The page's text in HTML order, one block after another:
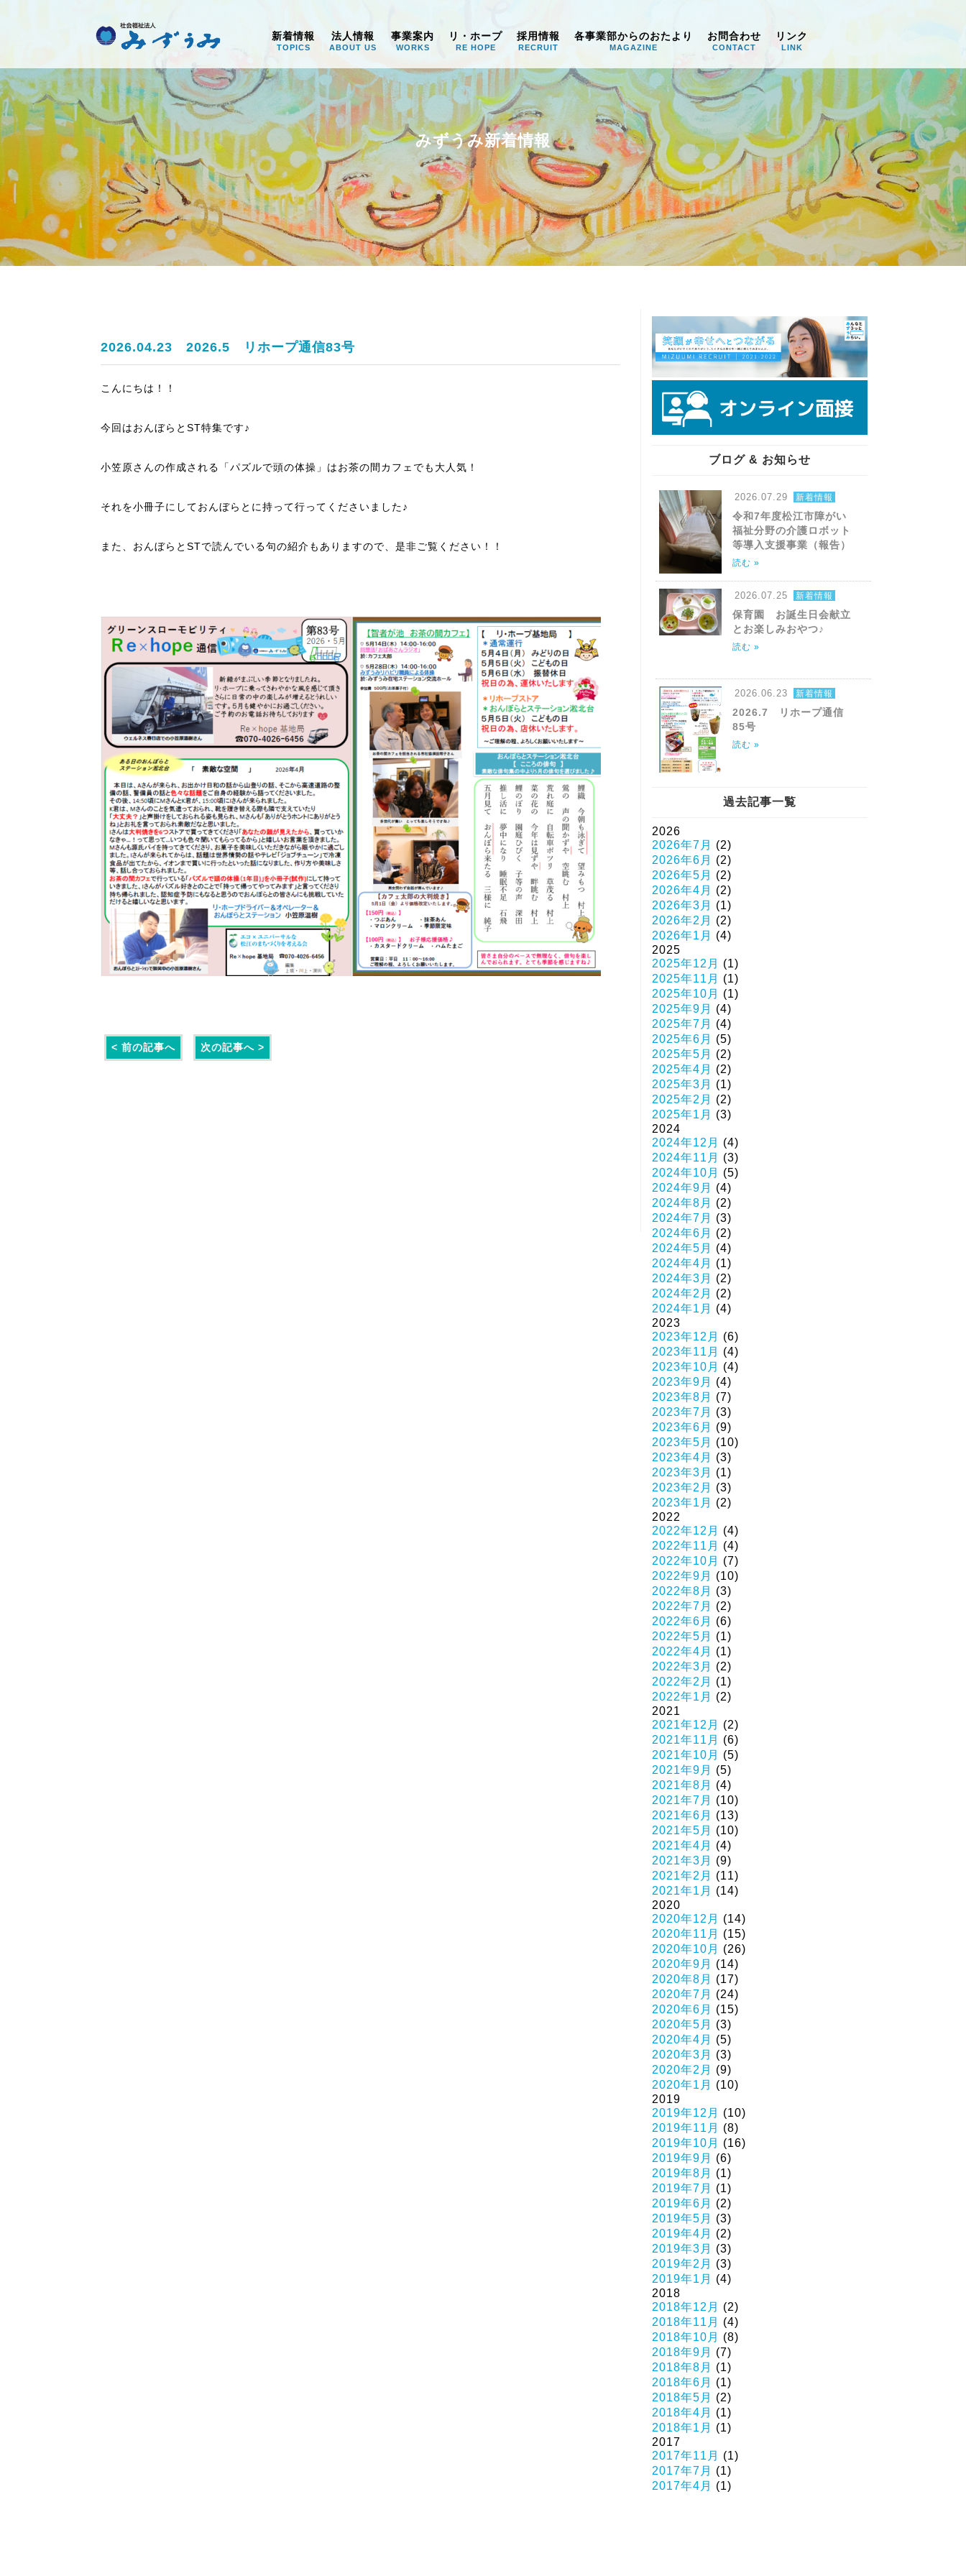
社会福祉法人みずうみ
新着情報
TOPICS
法人情報
ABOUT US
事業案内
WORKS
リ・ホープ
RE HOPE
採用情報
RECRUIT
各事業部からのおたより
MAGAZINE
お問合わせ
CONTACT
リンク
LINK
みずうみ新着情報
2026.04.23 2026.5 リホープ通信83号
こんにちは！！
今回はおんぼらとST特集です♪
小笠原さんの作成される「パズルで頭の体操」はお茶の間カフェでも大人気！
それを小冊子にしておんぼらとに持って行ってくださいました♪
また、おんぼらとSTで読んでいる句の紹介もありますので、是非ご覧ください！！
< 前の記事へ 次の記事へ >
ブログ & お知らせ
2026.07.29 新着情報
令和7年度松江市障がい
福祉分野の介護ロボット
等導入支援事業（報告）
読む »
2026.07.25 新着情報
保育園 お誕生日会献立
とお楽しみおやつ♪
読む »
2026.06.23 新着情報
2026.7 リホープ通信
85号
読む »
過去記事一覧
2026
2026年7月
(2)
2026年6月
(2)
2026年5月
(2)
2026年4月
(2)
2026年3月
(1)
2026年2月
(2)
2026年1月
(4)
2025
2025年12月
(1)
2025年11月
(1)
2025年10月
(1)
2025年9月
(4)
2025年7月
(4)
2025年6月
(5)
2025年5月
(2)
2025年4月
(2)
2025年3月
(1)
2025年2月
(2)
2025年1月
(3)
2024
2024年12月
(4)
2024年11月
(3)
2024年10月
(5)
2024年9月
(4)
2024年8月
(2)
2024年7月
(3)
2024年6月
(2)
2024年5月
(4)
2024年4月
(1)
2024年3月
(2)
2024年2月
(2)
2024年1月
(4)
2023
2023年12月
(6)
2023年11月
(4)
2023年10月
(4)
2023年9月
(4)
2023年8月
(7)
2023年7月
(3)
2023年6月
(9)
2023年5月
(10)
2023年4月
(3)
2023年3月
(1)
2023年2月
(3)
2023年1月
(2)
2022
2022年12月
(4)
2022年11月
(4)
2022年10月
(7)
2022年9月
(10)
2022年8月
(3)
2022年7月
(2)
2022年6月
(6)
2022年5月
(1)
2022年4月
(1)
2022年3月
(2)
2022年2月
(1)
2022年1月
(2)
2021
2021年12月
(2)
2021年11月
(6)
2021年10月
(5)
2021年9月
(5)
2021年8月
(4)
2021年7月
(10)
2021年6月
(13)
2021年5月
(10)
2021年4月
(4)
2021年3月
(9)
2021年2月
(11)
2021年1月
(14)
2020
2020年12月
(14)
2020年11月
(15)
2020年10月
(26)
2020年9月
(14)
2020年8月
(17)
2020年7月
(24)
2020年6月
(15)
2020年5月
(3)
2020年4月
(5)
2020年3月
(3)
2020年2月
(9)
2020年1月
(10)
2019
2019年12月
(10)
2019年11月
(8)
2019年10月
(16)
2019年9月
(6)
2019年8月
(1)
2019年7月
(1)
2019年6月
(2)
2019年5月
(3)
2019年4月
(2)
2019年3月
(3)
2019年2月
(3)
2019年1月
(4)
2018
2018年12月
(2)
2018年11月
(4)
2018年10月
(8)
2018年9月
(7)
2018年8月
(1)
2018年6月
(1)
2018年5月
(2)
2018年4月
(1)
2018年1月
(1)
2017
2017年11月
(1)
2017年7月
(1)
2017年4月
(1)